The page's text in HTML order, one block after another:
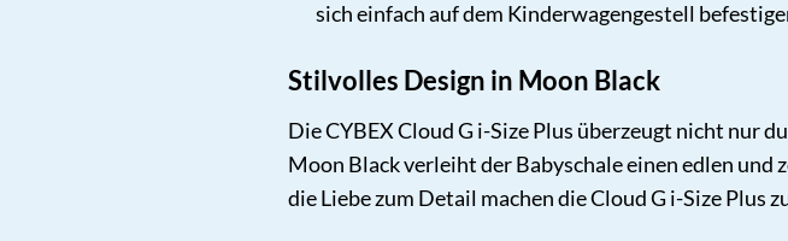
sich einfach auf dem Kinderwagengestell
Stilvolles Design in Moon Black
Die CYBEX Cloud G i-Size Plus überzeugt nicht nur
Moon Black verleiht der Babyschale einen edlen
die Liebe zum Detail machen die Cloud G i-Size Plus